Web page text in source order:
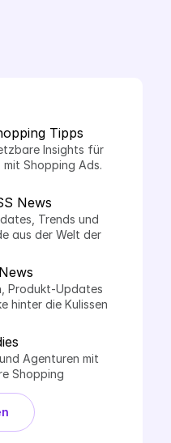
Tipps
Insights für
mit Shopping Ads.
News
Trends und
aus der Welt der
Produkt-Updates
hinter die Kulissen
Agenturen mit
Shopping